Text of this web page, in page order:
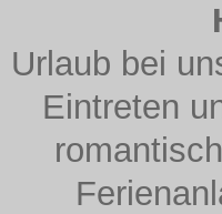
Urlaub bei
Eintreten